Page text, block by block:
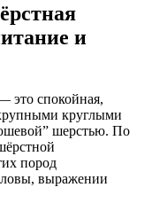
и
это спокойная,
круглыми
шерстью. По
пород
выражении